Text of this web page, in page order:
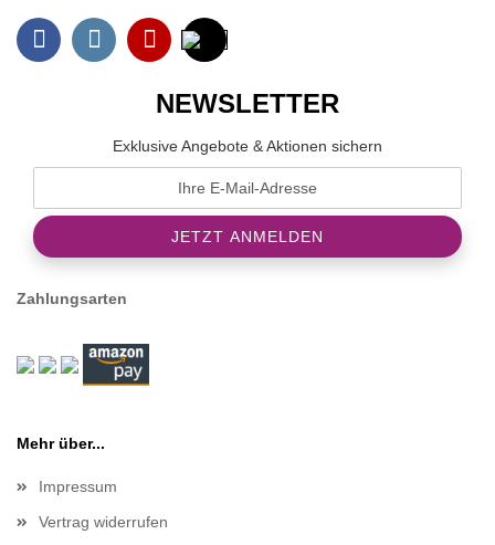
NEWSLETTER
Exklusive Angebote & Aktionen sichern
Zahlungsarten
Mehr über...
Impressum
Vertrag widerrufen